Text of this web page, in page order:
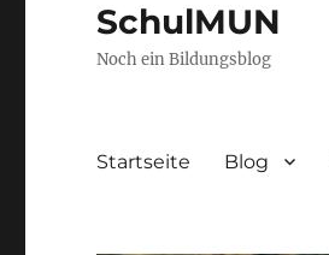
SchulMUN
Noch ein Bildungsblog
Startseite Blog